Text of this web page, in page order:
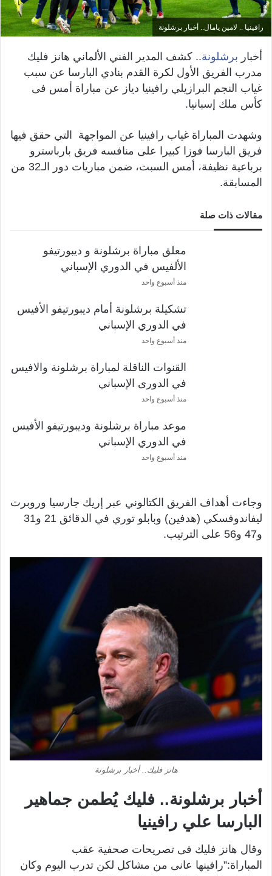
رافينيا .. لامين يامال.. أخبار برشلونة
أخبار برشلونة.. كشف المدير الفني الألماني هانز فليك
مدرب الفريق الأول لكرة القدم بنادي البارسا عن سبب
غياب النجم البرازيلي رافينيا دياز عن مباراة أمس فى
كأس ملك إسبانيا.
وشهدت المباراة غياب رافينيا عن المواجهة التي حقق فيها
فريق البارسا فوزا كبيرا على منافسه فريق بارباسترو
برباعية نظيفة، أمس السبت، ضمن مباريات دور الـ32 من
المسابقة.
مقالات ذات صلة
معلق مباراة برشلونة و ديبورتيفو
الألفيس في الدوري الإسباني
منذ أسبوع واحد
تشكيلة برشلونة أمام ديبورتيفو الأفيس
في الدوري الإسباني
منذ أسبوع واحد
القنوات الناقلة لمباراة برشلونة والافيس
في الدورى الإسباني
منذ أسبوع واحد
موعد مباراة برشلونة وديبورتيفو الأفيس
في الدوري الإسباني
منذ أسبوع واحد
وجاءت أهداف الفريق الكتالوني عبر إريك جارسيا وروبرت
ليفاندوفسكي (هدفين) وبابلو توري في الدقائق 21 و31
و47 و56 على الترتيب.
هانز فليك.. أخبار برشلونة
أخبار برشلونة.. فليك يُطمن جماهير
البارسا علي رافينيا
وقال هانز فليك فى تصريحات صحفية عقب
المباراة:”رافينها عانى من مشاكل لكن تدرب اليوم وكان